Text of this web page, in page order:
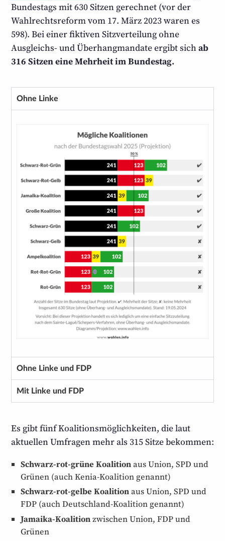
Bundestags mit 630 Sitzen gerechnet (vor der
Wahlrechtsreform vom 17. März 2023 waren es
598). Bei einer fiktiven Sitz­verteilung ohne
Ausgleichs- und Überhang­mandate ergibt sichab
316 Sitzen eine Mehrheit im Bundestag.
Ohne Linke
Ohne Linke und FDP
Mit Linke und FDP
Es gibt fünf Koalitions­möglichkeiten, die laut
aktuellen Umfragen mehr als 315 Sitze bekommen:
Schwarz-rot-grüne Koalitionaus Union, SPD und
Grünen (auch Kenia-Koalition genannt)
Schwarz-rot-gelbe Koalitionaus Union, SPD und
FDP (auch Deutschland-Koalition genannt)
Jamaika-Koalitionzwischen Union, FDP und
Grünen